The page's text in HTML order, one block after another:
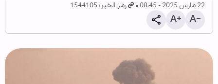
22 مارس 2025 - 08:45 رمز الخبر: 1544105